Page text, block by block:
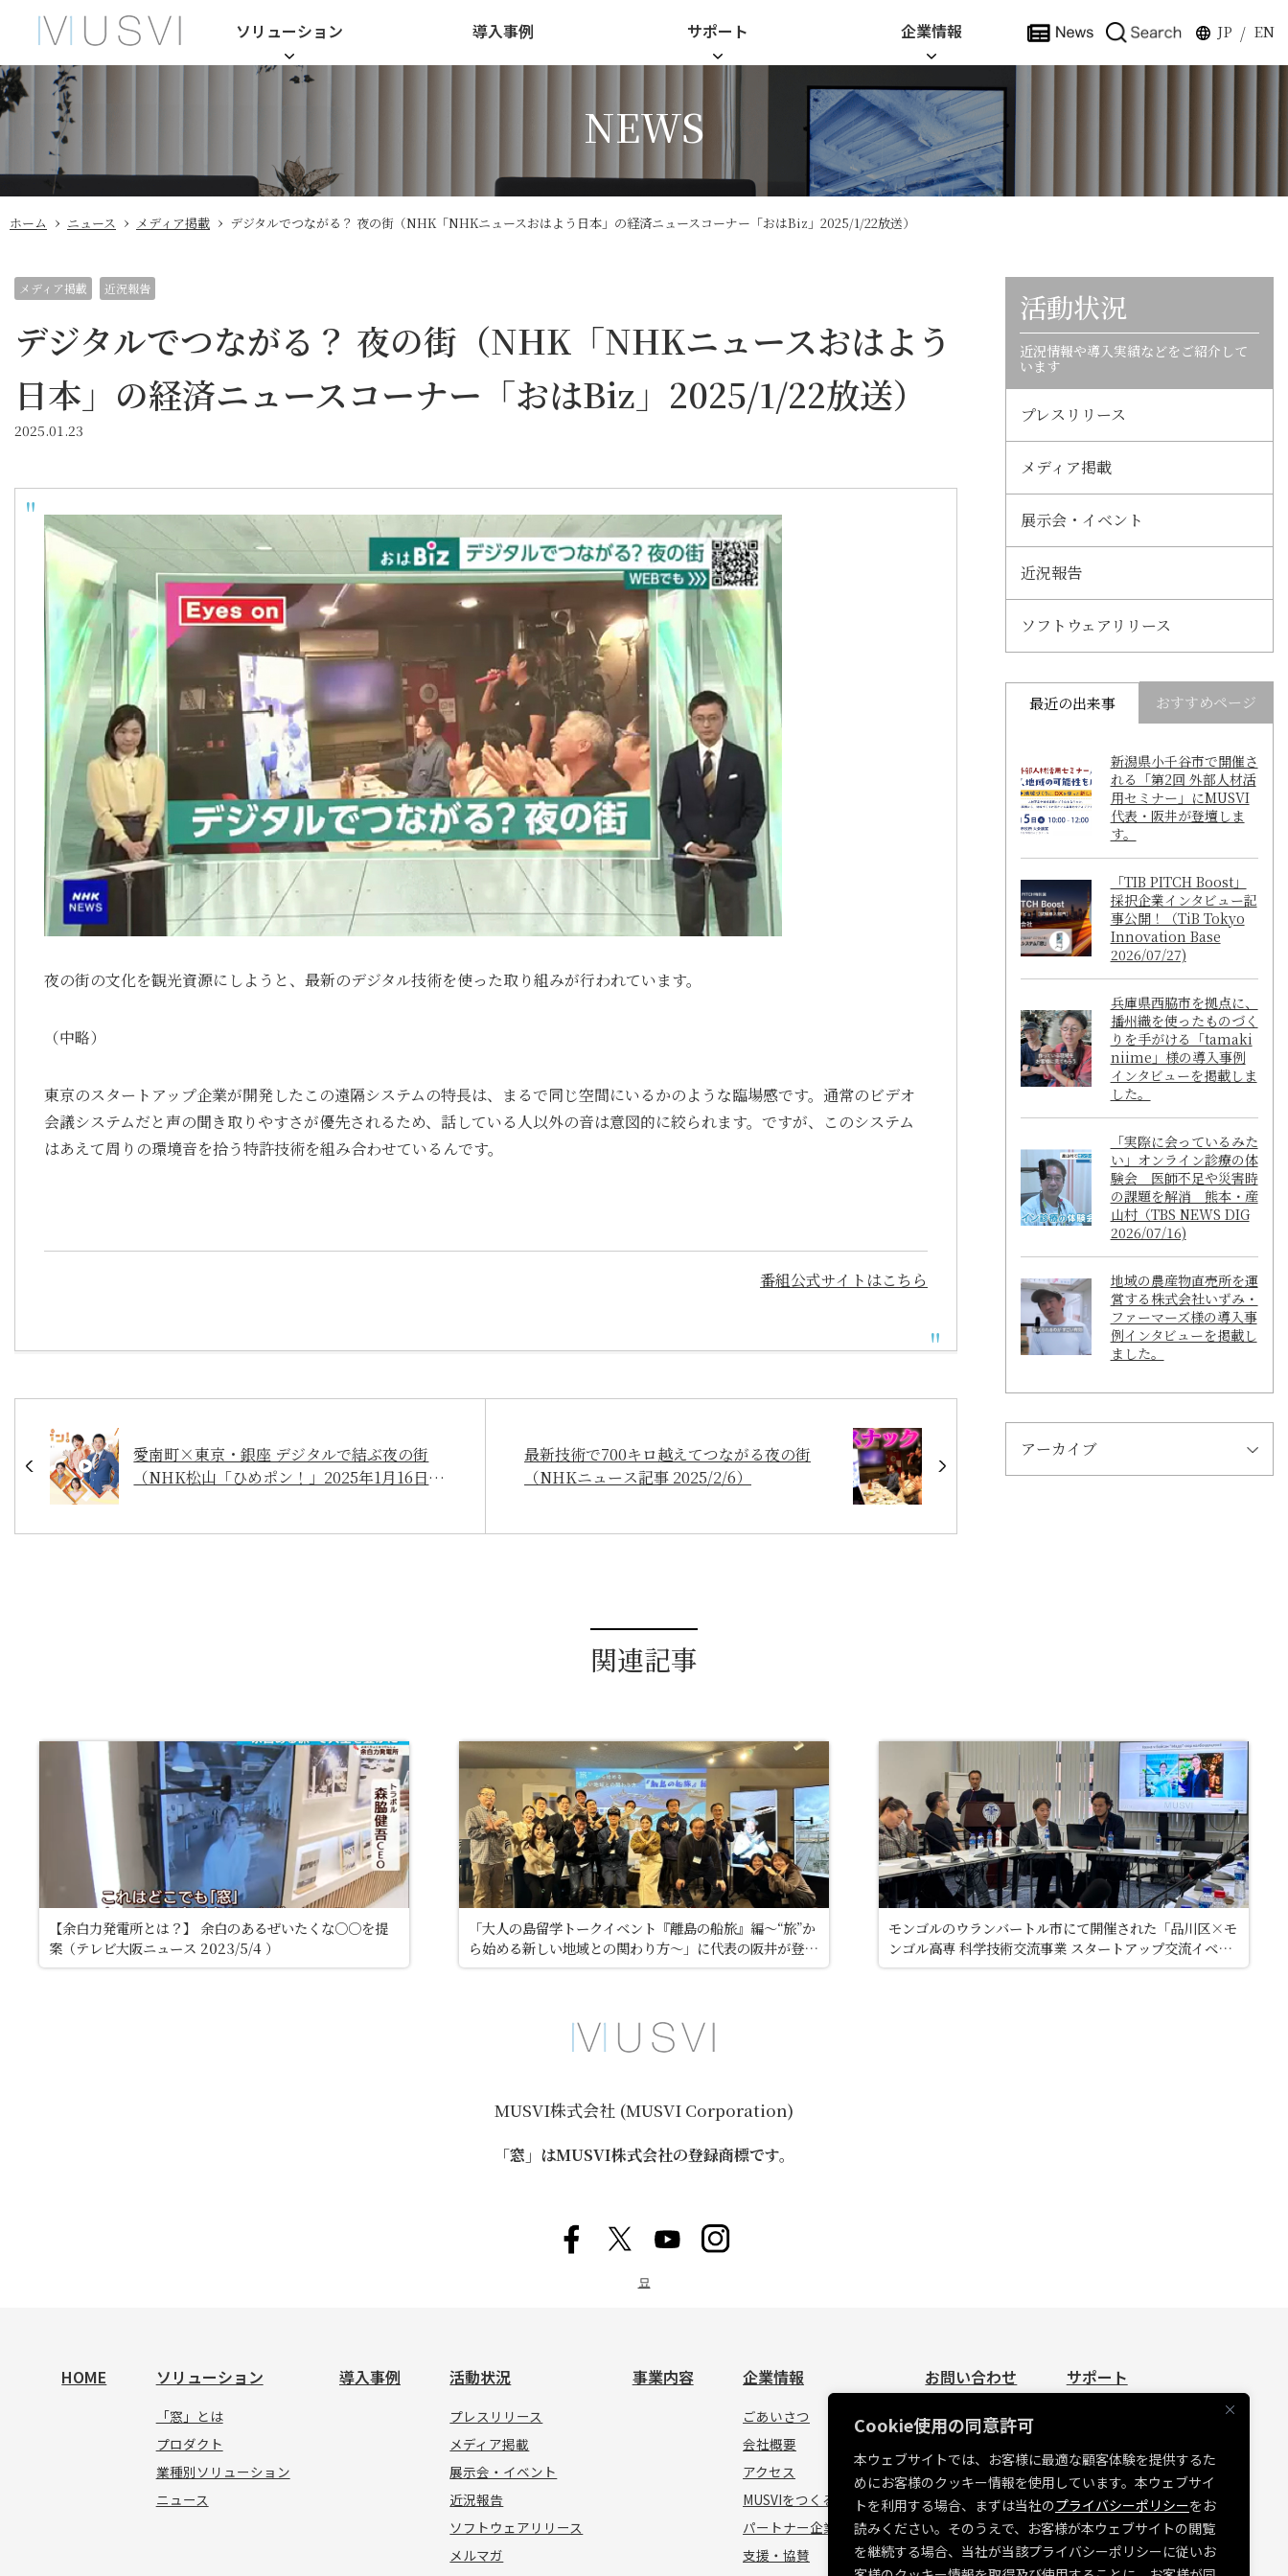
Cookie使用の同意許可
本ウェブサイトでは、お客様に最適な顧客体験を提供するた
めにお客様のクッキー情報を使用しています。本ウェブサイ
トを利用する場合、まずは当社のプライバシーポリシーをお
読みください。そのうえで、お客様が本ウェブサイトの閲覧
を継続する場合、当社が当該プライバシーポリシーに従いお
ソリューション 導入事例 サポート 企業情報 JP / EN
NEWS
ホーム › ニュース › メディア掲載 › デジタルでつながる？ 夜の街（NHK「NHKニュースおはよう日本」の経済ニュースコーナー「おはBiz」2025/1/22放送）
メディア掲載 近況報告
デジタルでつながる？ 夜の街（NHK「NHKニュースおはよう
日本」の経済ニュースコーナー「おはBiz」2025/1/22放送）
2025.01.23
夜の街の文化を観光資源にしようと、最新のデジタル技術を使った取り組みが行われています。
（中略）
東京のスタートアップ企業が開発したこの遠隔システムの特長は、まるで同じ空間にいるかのような臨場感です。通常のビデオ
会議システムだと声の聞き取りやすさが優先されるため、話している人以外の音は意図的に絞られます。ですが、このシステム
はあえて周りの環境音を拾う特許技術を組み合わせているんです。
番組公式サイトはこちら
愛南町×東京・銀座 デジタルで結ぶ夜の街
（NHK松山「ひめポン！」2025年1月16日放
最新技術で700キロ越えてつながる夜の街
（NHKニュース記事 2025/2/6）
活動状況
近況情報や導入実績などをご紹介して
います
プレスリリース
メディア掲載
展示会・イベント
近況報告
ソフトウェアリリース
最近の出来事 おすすめページ
新潟県小千谷市で開催さ
れる「第2回 外部人材活
用セミナー」にMUSVI
代表・阪井が登壇しま
す。
「TIB PITCH Boost」
採択企業インタビュー記
事公開！（TiB Tokyo
Innovation Base
2026/07/27)
兵庫県西脇市を拠点に、
播州織を使ったものづく
りを手がける「tamaki
niime」様の導入事例
インタビューを掲載しま
した。
「実際に会っているみた
い」オンライン診療の体
験会 医師不足や災害時
の課題を解消 熊本・産
山村（TBS NEWS DIG
2026/07/16)
地域の農産物直売所を運
営する株式会社いずみ・
ファーマーズ様の導入事
例インタビューを掲載し
ました。
アーカイブ
関連記事
【余白力発電所とは？】 余白のあるぜいたくな○○を提
案（テレビ大阪ニュース 2023/5/4 ）
「大人の島留学トークイベント『離島の船旅』編～“旅”か
ら始める新しい地域との関わり方～」に代表の阪井が登壇
しました
モンゴルのウランバートル市にて開催された「品川区×モ
ンゴル高専 科学技術交流事業 スタートアップ交流イベン
ト」にて、MUSVI代表・阪井が登壇いたしました。
MUSVI株式会社 (MUSVI Corporation)
「窓」はMUSVI株式会社の登録商標です。
묘
HOME ソリューション
「窓」とは
プロダクト
業種別ソリューション
ニュース
導入事例 活動状況
プレスリリース
メディア掲載
展示会・イベント
近況報告
ソフトウェアリリース
メルマガ
事業内容 企業情報
ごあいさつ
会社概要
アクセス
MUSVIをつくる人たち
パートナー企業
支援・協賛
お問い合わせ
お問い合わせ
サポート
お問い合わせ
MUSVI BASE ログイン
ソフトウェアリリース情報
障害・メンテナンス情報